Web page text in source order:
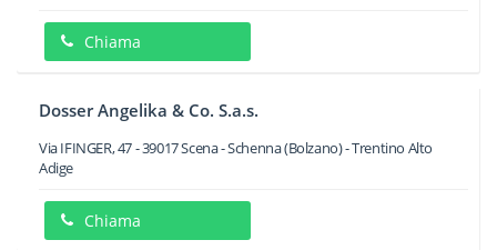
Chiama
Dosser Angelika & Co. S.a.s.
Via IFINGER, 47-39017Scena - Schenna(Bolzano) -Trentino Alto
Adige
Chiama